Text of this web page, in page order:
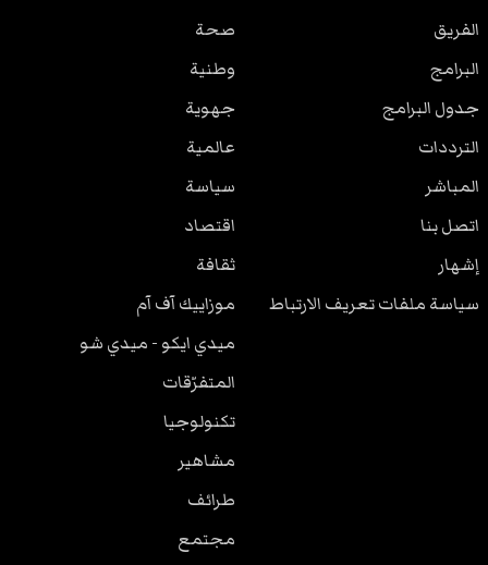
الفريق
البرامج
جدول البرامج
الترددات
المباشر
اتصل بنا
إشهار
سياسة ملفات تعريف الارتباط
صحة
وطنية
جهوية
عالمية
سياسة
اقتصاد
ثقافة
موزاييك آف آم
ميدي ايكو - ميدي شو
المتفرّقات
تكنولوجيا
مشاهير
طرائف
مجتمع